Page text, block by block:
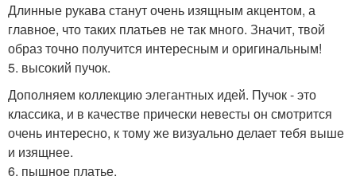
Длинные рукава станут очень изящным акцентом, а
главное, что таких платьев не так много. Значит, твой
образ точно получится интересным и оригинальным!
5. высокий пучок.
Дополняем коллекцию элегантных идей. Пучок - это
классика, и в качестве прически невесты он смотрится
очень интересно, к тому же визуально делает тебя выше
и изящнее.
6. пышное платье.